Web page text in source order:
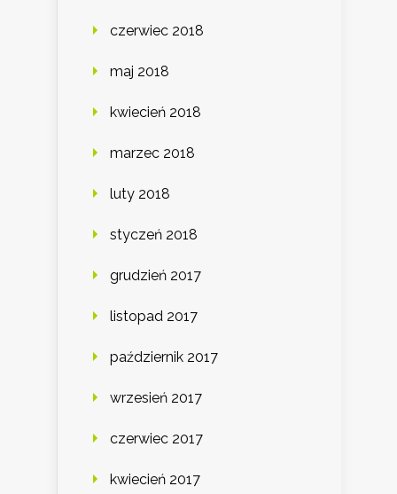
czerwiec 2018
maj 2018
kwiecień 2018
marzec 2018
luty 2018
styczeń 2018
grudzień 2017
listopad 2017
październik 2017
wrzesień 2017
czerwiec 2017
kwiecień 2017